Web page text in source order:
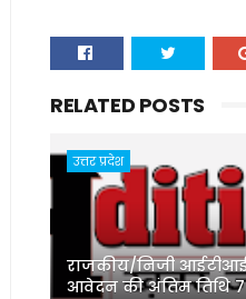
RELATED POSTS
उत्तर प्रदेश
राजकीय/निजी
आवेदन की अंतिम तिथि